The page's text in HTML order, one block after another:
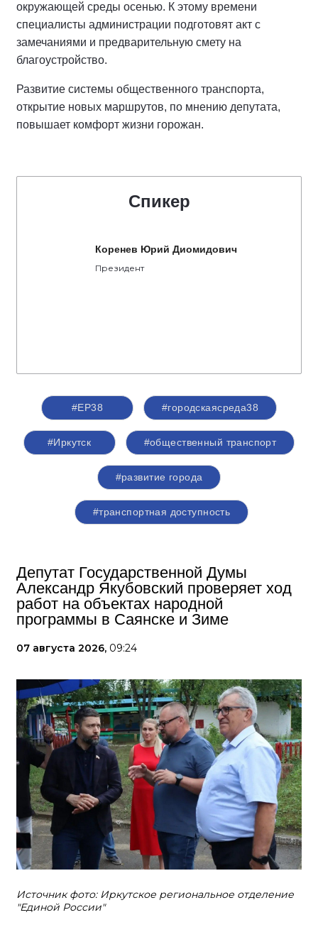
окружающей среды осенью. К этому времени
специалисты администрации подготовят акт с
замечаниями и предварительную смету на
благоустройство.
Развитие системы общественного транспорта,
открытие новых маршрутов, по мнению депутата,
повышает комфорт жизни горожан.
Спикер
Коренев Юрий Диомидович
Президент
#ЕР38 #городскаясреда38
#Иркутск #общественный транспорт
#развитие города
#транспортная доступность
Депутат Государственной Думы
Александр Якубовский проверяет ход
работ на объектах народной
программы в Саянске и Зиме
07 августа 2026, 09:24
Источник фото: Иркутское региональное отделение
"Единой России"